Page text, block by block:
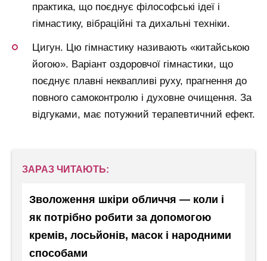
практика, що поєднує філософські ідеї і
гімнастику, вібраційні та дихальні техніки.
Цигун. Цю гімнастику називають «китайською
йогою». Варіант оздоровчої гімнастики, що
поєднує плавні неквапливі руху, прагнення до
повного самоконтролю і духовне очищення. За
відгуками, має потужний терапевтичний ефект.
ЗАРАЗ ЧИТАЮТЬ:
Зволоження шкіри обличчя — коли і
як потрібно робити за допомогою
кремів, лосьйонів, масок і народними
способами